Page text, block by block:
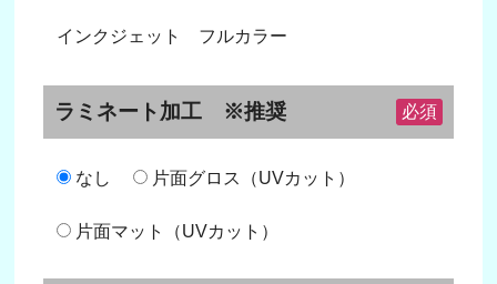
インクジェット フルカラー
ラミネート加工 ※推奨 必須
なし 片面グロス（UVカット）
片面マット（UVカット）